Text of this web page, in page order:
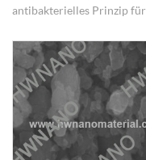
antibakterielles Prinzip für